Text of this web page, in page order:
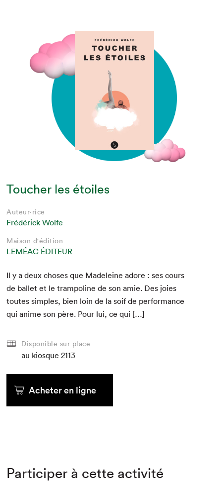
Toucher les étoiles
Auteur·rice
Frédérick Wolfe
Maison d'édition
LEMÉAC ÉDITEUR
Il y a deux choses que Madeleine adore : ses cours
de bal­let et le tram­po­line de son amie. Des joies
toutes sim­ples, bien loin de la soif de per­for­mance
qui ani­me son père. Pour lui, ce qui […]
Disponible sur place
au kiosque 2113
Acheter en ligne
Participer à cette activité